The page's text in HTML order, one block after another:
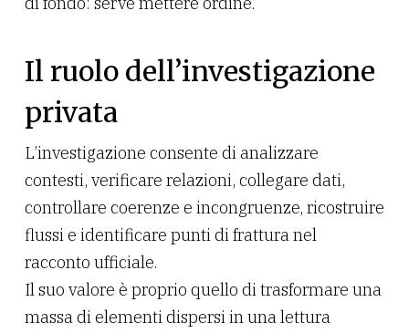
Il ruolo dell’investigazione
privata
L’investigazione consente di analizzare
contesti, verificare relazioni, collegare dati,
controllare coerenze e incongruenze, ricostruire
flussi e identificare punti di frattura nel
racconto ufficiale.
Il suo valore è proprio quello di trasformare una
massa di elementi dispersi in una lettura